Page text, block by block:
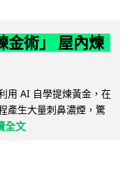
金術」 屋內煉
用 AI 自學提煉黃金，在
產生大量刺鼻濃煙，驚
全文